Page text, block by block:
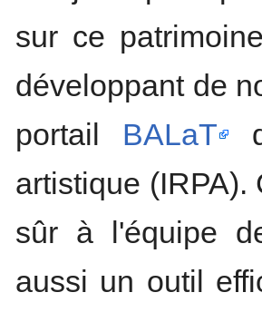
sur ce
développant de
portail BALaT
artistique
sûr à l'équipe
aussi un outil